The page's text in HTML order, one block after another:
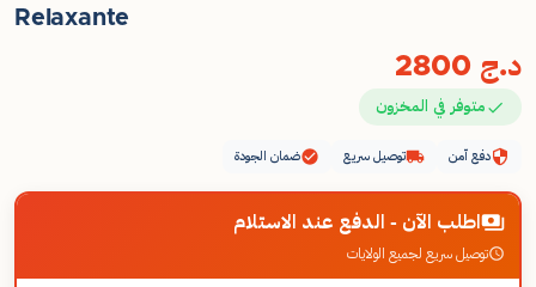
Relaxante
د.ج
متوفر في المخزون
دفع آمن توصيل سريع ضمان الجودة
اطلب الآن - الدفع عند الاستلام
توصيل سريع لجميع الولايات